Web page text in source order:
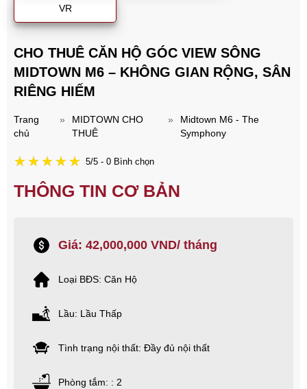
VR
CHO THUÊ CĂN HỘ GÓC VIEW SÔNG
MIDTOWN M6 – KHÔNG GIAN RỘNG, SÂN
RIÊNG HIẾM
Trang
chủ
»
MIDTOWN CHO
THUÊ
»
Midtown M6 - The
Symphony
5/5 - 0 Bình chọn
THÔNG TIN CƠ BẢN
Giá: 42,000,000 VND/ tháng
Loại BĐS: Căn Hộ
Lầu: Lầu Thấp
Tình trạng nội thất: Đầy đủ nội thất
Phòng tắm: : 2